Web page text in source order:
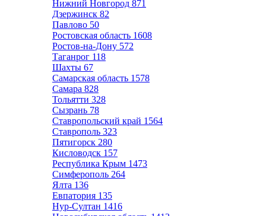
Нижний Новгород 871
Дзержинск 82
Павлово 50
Ростовская область 1608
Ростов-на-Дону 572
Таганрог 118
Шахты 67
Самарская область 1578
Самара 828
Тольятти 328
Сызрань 78
Ставропольский край 1564
Ставрополь 323
Пятигорск 280
Кисловодск 157
Республика Крым 1473
Симферополь 264
Ялта 136
Евпатория 135
Нур-Султан 1416